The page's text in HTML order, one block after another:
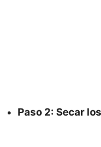
Paso 2: Secar